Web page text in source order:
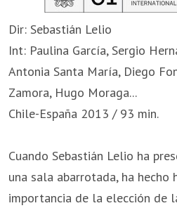
Dir: Sebastián Lelio
Int: Paulina García, Sergio
Antonia Santa María, Diego
Zamora, Hugo Moraga...
Chile-España 2013 / 93 min.
Cuando Sebastián Lelio ha
una sala abarrotada, ha hecho
importancia de la elección de